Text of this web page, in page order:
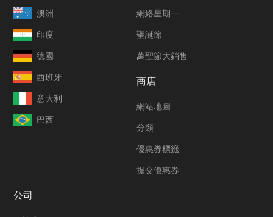
澳洲
印度
德國
西班牙
意大利
巴西
網絡星期一
聖誕節
萬聖節大銷售
商店
網站地圖
分類
優惠券標籤
提交優惠券
公司